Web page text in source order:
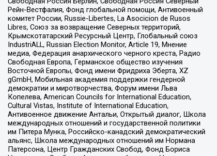
Рейн-Вестфалия, Фонд глобальной помощи, Антивоенный
комитет России, Russie-Libertes, La Asocicion de Rusos
Libres, Союз за возвращение Северных территорий,
Крымскотатарский Ресурсный Центр, Глобальный союз
IndustriALL, Russian Election Monitor, Article 19, Мнение
медиа, Федерация анархического черного креста, Радио
Свободная Европа, Германское общество изучения
Восточной Европы, Фонд имени Фридриха Эберта, XZ
gGmbH, Мобильная академия поддержки гендерной
демократии и миротворчества, Форум имени Льва
Копелева, American Councils for International Education,
Cultural Vistas, Institute of International Education,
Антивоенное движение Антальи, Открытый диалог, Школа
международных отношений и государственной политики
им Питера Мунка, Российско-канадский демократический
альянс, Школа международных отношений им Нормана
Патерсона, Центр Гражданских Свобод, Фонд Бориса